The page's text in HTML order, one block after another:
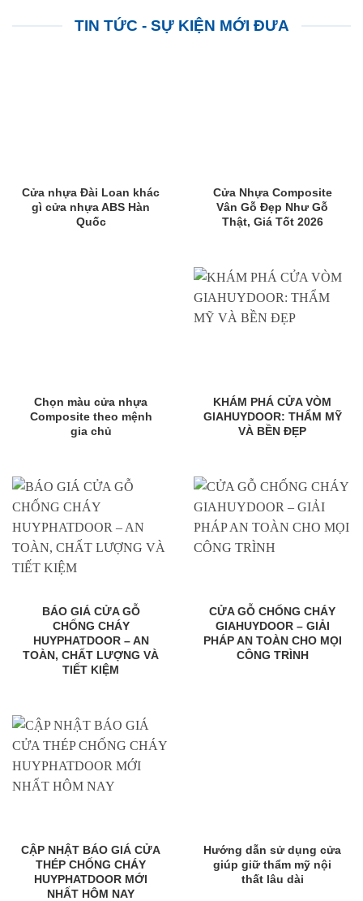
TIN TỨC - SỰ KIỆN MỚI ĐƯA
Cửa nhựa Đài Loan khác
gì cửa nhựa ABS Hàn
Quốc
Cửa Nhựa Composite
Vân Gỗ Đẹp Như Gỗ
Thật, Giá Tốt 2026
Chọn màu cửa nhựa
Composite theo mệnh
gia chủ
KHÁM PHÁ CỬA VÒM
GIAHUYDOOR: THẨM MỸ
VÀ BỀN ĐẸP
BÁO GIÁ CỬA GỖ
CHỐNG CHÁY
HUYPHATDOOR – AN
TOÀN, CHẤT LƯỢNG VÀ
TIẾT KIỆM
CỬA GỖ CHỐNG CHÁY
GIAHUYDOOR – GIẢI
PHÁP AN TOÀN CHO MỌI
CÔNG TRÌNH
CẬP NHẬT BÁO GIÁ CỬA
THÉP CHỐNG CHÁY
HUYPHATDOOR MỚI
NHẤT HÔM NAY
Hướng dẫn sử dụng cửa
giúp giữ thẩm mỹ nội
thất lâu dài